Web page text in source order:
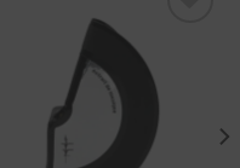
alla lista